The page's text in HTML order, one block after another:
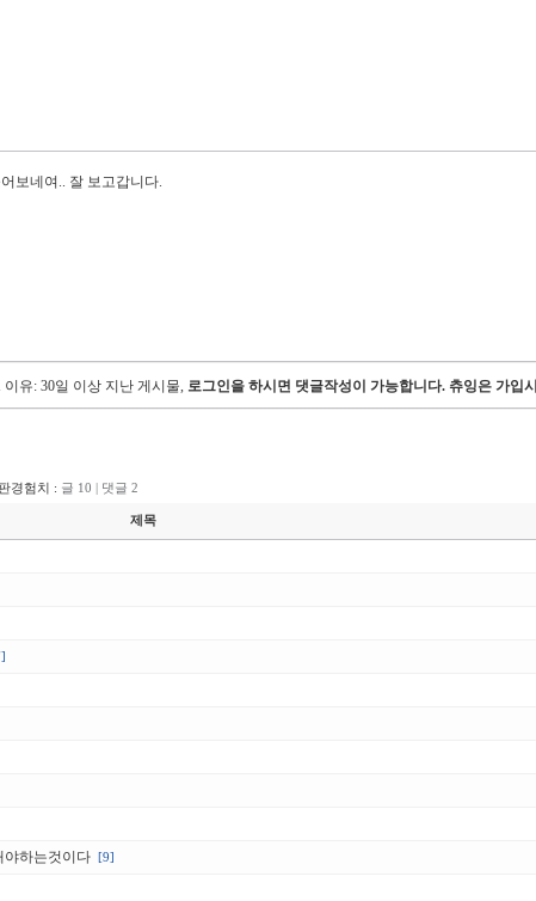
보네여.. 잘 보고갑니다.
이유: 30일 이상 지난 게시물, 로그인을 하시면 댓글작성이 가능합니다. 츄잉은 가입
경험치 : 글 10 | 댓글 2
제목
야하는것이다 [9]